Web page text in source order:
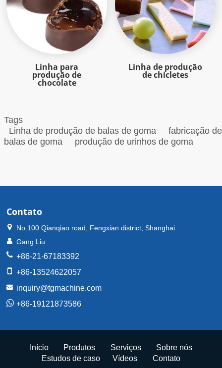
Linha para
produção de
chocolate
Linha de produção
de chicletes
Tags
Linha de produção de balas de goma
fabricação de
balas de goma
produção de urinhos de goma
Contato
No.100 Qianqiao road, Fengxian district, Shanghai
Gang Liu
+86-21-67183392
+86-13524622057
inquiry@tgmachine.com
+86-19121873586
Início Produtos Serviços
Sobre nós
Estudos de caso
Vídeos Contato